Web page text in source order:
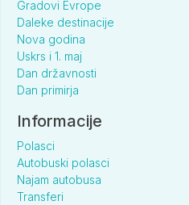
Gradovi Evrope
Daleke destinacije
Nova godina
Uskrs i 1. maj
Dan državnosti
Dan primirja
Informacije
Polasci
Autobuski polasci
Najam autobusa
Transferi